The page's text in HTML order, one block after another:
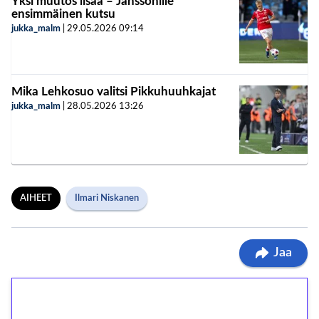
ensimmäinen kutsu
jukka_malm 29.05.2026 09:14
Mika Lehkosuo valitsi Pikkuhuuhkajat
jukka_malm 28.05.2026 13:26
AIHEET Ilmari Niskanen
Jaa